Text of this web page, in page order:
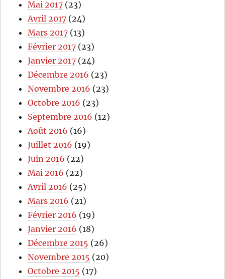
Mai 2017 (23)
Avril 2017 (24)
Mars 2017 (13)
Février 2017 (23)
Janvier 2017 (24)
Décembre 2016 (23)
Novembre 2016 (23)
Octobre 2016 (23)
Septembre 2016 (12)
Août 2016 (16)
Juillet 2016 (19)
Juin 2016 (22)
Mai 2016 (22)
Avril 2016 (25)
Mars 2016 (21)
Février 2016 (19)
Janvier 2016 (18)
Décembre 2015 (26)
Novembre 2015 (20)
Octobre 2015 (17)